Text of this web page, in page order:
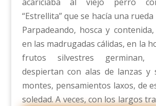
“Estrellita” que se hacía una
Parpadeando, hosca y
en las madrugadas cálidas, en la
frutos silvestres germinan,
despiertan con alas de lanzas y
montes, pensamientos laxos, de
soledad.A veces, con los largos